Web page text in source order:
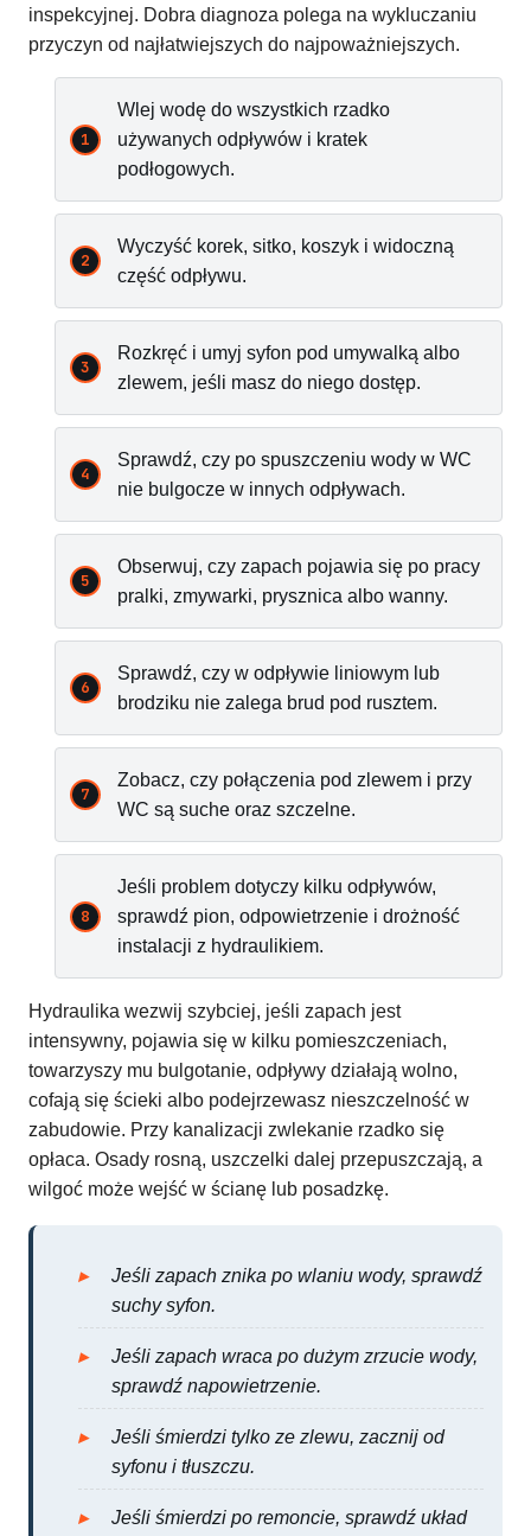
inspekcyjnej. Dobra diagnoza polega na wykluczaniu
przyczyn od najłatwiejszych do najpoważniejszych.
Wlej wodę do wszystkich rzadko
używanych odpływów i kratek
podłogowych.
Wyczyść korek, sitko, koszyk i widoczną
część odpływu.
Rozkręć i umyj syfon pod umywalką albo
zlewem, jeśli masz do niego dostęp.
Sprawdź, czy po spuszczeniu wody w WC
nie bulgocze w innych odpływach.
Obserwuj, czy zapach pojawia się po pracy
pralki, zmywarki, prysznica albo wanny.
Sprawdź, czy w odpływie liniowym lub
brodziku nie zalega brud pod rusztem.
Zobacz, czy połączenia pod zlewem i przy
WC są suche oraz szczelne.
Jeśli problem dotyczy kilku odpływów,
sprawdź pion, odpowietrzenie i drożność
instalacji z hydraulikiem.
Hydraulika wezwij szybciej, jeśli zapach jest
intensywny, pojawia się w kilku pomieszczeniach,
towarzyszy mu bulgotanie, odpływy działają wolno,
cofają się ścieki albo podejrzewasz nieszczelność w
zabudowie. Przy kanalizacji zwlekanie rzadko się
opłaca. Osady rosną, uszczelki dalej przepuszczają, a
wilgoć może wejść w ścianę lub posadzkę.
Jeśli zapach znika po wlaniu wody, sprawdź
suchy syfon.
Jeśli zapach wraca po dużym zrzucie wody,
sprawdź napowietrzenie.
Jeśli śmierdzi tylko ze zlewu, zacznij od
syfonu i tłuszczu.
Jeśli śmierdzi po remoncie, sprawdź układ